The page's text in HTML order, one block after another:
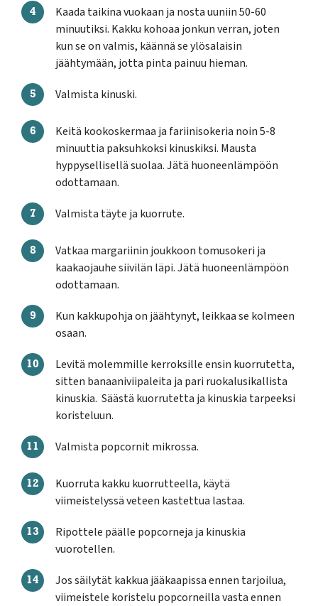
Kaada taikina vuokaan ja nosta uuniin 50-60
minuutiksi. Kakku kohoaa jonkun verran, joten
kun se on valmis, käännä se ylösalaisin
jäähtymään, jotta pinta painuu hieman.
Valmista kinuski.
Keitä kookoskermaa ja fariinisokeria noin 5-8
minuuttia paksuhkoksi kinuskiksi. Mausta
hyppysellisellä suolaa. Jätä huoneenlämpöön
odottamaan.
Valmista täyte ja kuorrute.
Vatkaa margariinin joukkoon tomusokeri ja
kaakaojauhe siivilän läpi. Jätä huoneenlämpöön
odottamaan.
Kun kakkupohja on jäähtynyt, leikkaa se kolmeen
osaan.
Levitä molemmille kerroksille ensin kuorrutetta,
sitten banaaniviipaleita ja pari ruokalusikallista
kinuskia. Säästä kuorrutetta ja kinuskia tarpeeksi
koristeluun.
Valmista popcornit mikrossa.
Kuorruta kakku kuorrutteella, käytä
viimeistelyssä veteen kastettua lastaa.
Ripottele päälle popcorneja ja kinuskia
vuorotellen.
Jos säilytät kakkua jääkaapissa ennen tarjoilua,
viimeistele koristelu popcorneilla vasta ennen